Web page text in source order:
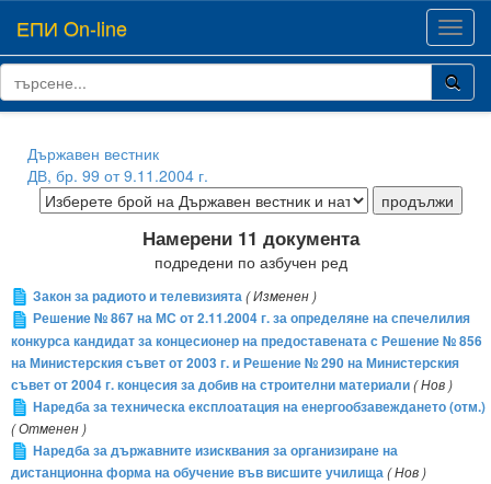
ЕПИ On-line
Държавен вестник
ДВ, бр. 99 от 9.11.2004 г.
Намерени 11 документа
подредени по азбучен ред
Закон за радиото и телевизията( Изменен )
Решение № 867 на МС от 2.11.2004 г. за определяне на спечелилия
конкурса кандидат за концесионер на предоставената с Решение № 856
на Министерския съвет от 2003 г. и Решение № 290 на Министерския
съвет от 2004 г. концесия за добив на строителни материали( Нов )
Наредба за техническа експлоатация на енергообзавеждането (отм.)
( Отменен )
Наредба за държавните изисквания за организиране на
дистанционна форма на обучение във висшите училища( Нов )